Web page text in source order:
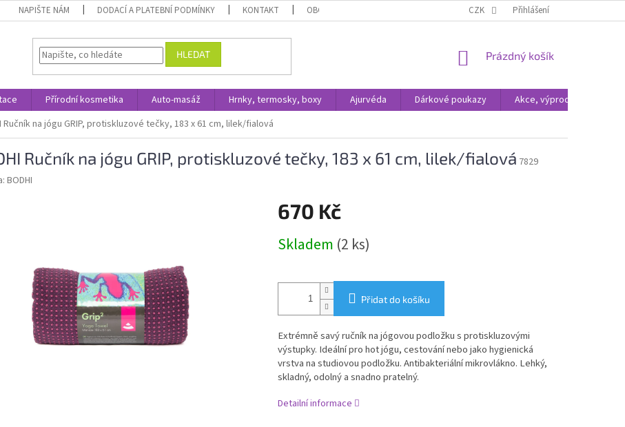
NAPIŠTE NÁM DODACÍ A PLATEBNÍ PODMÍNKY KONTAKT OBCHODNÍ PODMÍNKY ODSTOUPENÍ OD SMLOUVY OCHRANA
CZK Přihlášení
HLEDAT
NÁKUPNÍ
Prázdný košík
Přírodní kosmetika Auto-masáž Hrnky, termosky, boxy Ajurvéda Dárkové poukazy
Akce, výprodej
Ručník na jógu GRIP, protiskluzové tečky, 183 x 61 cm, lilek/fialová
Ručník na jógu GRIP, protiskluzové tečky, 183 x 61 cm, lilek/fialová 7829
BODHI
670 Kč
cena:
Skladem (2 ks)
Přidat do košíku
Extrémně savý ručník na jógovou podložku s protiskluzovými
výstupky. Ideální pro hot jógu, cestování nebo jako hygienická
vrstva na studiovou podložku. Antibakteriální mikrovlákno. Lehký,
skladný, odolný a snadno pratelný.
Detailní informace